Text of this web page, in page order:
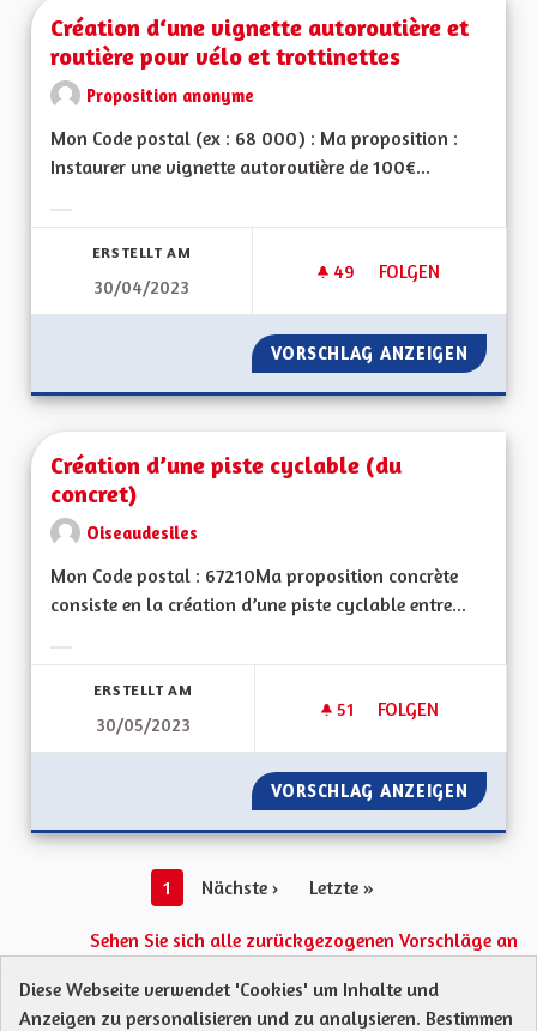
Création d‘une vignette autoroutière et
routière pour vélo et trottinettes
Proposition anonyme
Mon Code postal (ex : 68 000) : Ma proposition :
Instaurer une vignette autoroutière de 100€...
ERSTELLT AM
30/04/2023
49 49 FOLLOWER
FOLGEN
CRÉATION D‘UNE
VORSCHLAG ANZEIGEN
Création d’une piste cyclable (du
concret)
Oiseaudesiles
Mon Code postal : 67210Ma proposition concrète
consiste en la création d’une piste cyclable entre...
ERSTELLT AM
30/05/2023
51 51 FOLLOWER
FOLGEN
CRÉATION D’UNE
VORSCHLAG ANZEIGEN
1 Nächste › Letzte »
Sehen Sie sich alle zurückgezogenen Vorschläge an
Protection des Données Charte de contribution
Diese Webseite verwendet 'Cookies' um Inhalte und
Anzeigen zu personalisieren und zu analysieren. Bestimmen